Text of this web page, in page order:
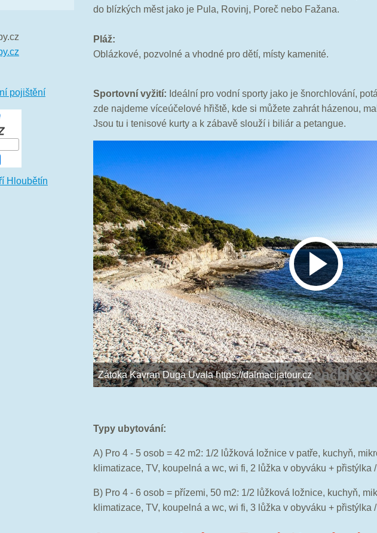
do blízkých měst jako je Pula, Rovinj, Poreč nebo Fažana.
Pláž:
Oblázkové, pozvolné a vhodné pro dětí, místy kamenité.
Sportovní vyžití: Ideální pro vodní sporty jako je šnorchlování,
zde najdeme víceúčelové hřiště, kde si můžete zahrát házenou,
Jsou tu i tenisové kurty a k zábavě slouží i biliár a petangue.
Zátoka Kavran Duga Uvala https://dalmacijatour.cz
Typy ubytování:
A) Pro 4 - 5 osob = 42 m2: 1/2 lůžková ložnice v patře, kuchyň,
klimatizace, TV, koupelná a wc, wi fi, 2 lůžka v obyváku + přistýlka
B) Pro 4 - 6 osob = přízemi, 50 m2: 1/2 lůžková ložnice, kuchyň,
klimatizace, TV, koupelná a wc, wi fi, 3 lůžka v obyváku + přistýlka